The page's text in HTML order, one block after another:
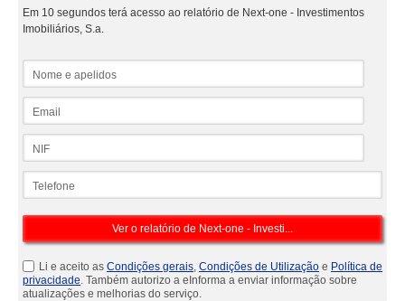
Em 10 segundos terá acesso ao relatório de Next-one - Investimentos
Imobiliários, S.a.
Li e aceito as Condições gerais, Condições de Utilização e Política de
privacidade. Também autorizo a eInforma a enviar informação sobre
atualizações e melhorias do serviço.